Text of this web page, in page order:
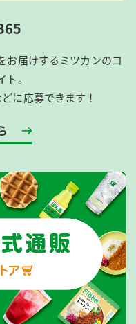
お届けするミツカンのコ
ト。
に応募できます！